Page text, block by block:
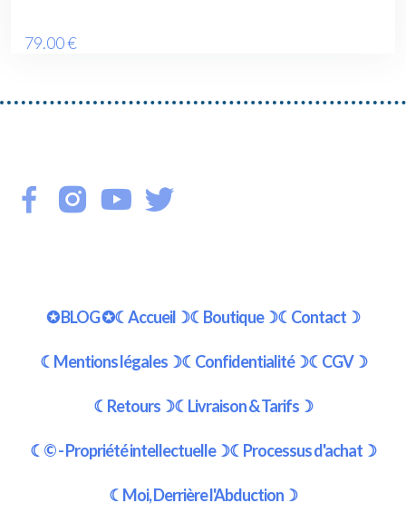
79.00€
✪ BLOG ✪☾Accueil☽☾Boutique☽☾Contact☽
☾Mentions légales☽☾Confidentialité☽☾CGV☽
☾Retours☽☾Livraison & Tarifs☽
☾© - Propriété intellectuelle☽☾Processus d'achat☽
☾Moi, Derrière l'Abduction☽